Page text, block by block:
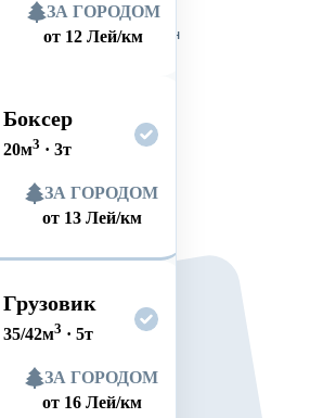
ЗА ГОРОДОМ
от 12 Лей/км
Боксер
20м3 · 3т
ЗА ГОРОДОМ
от 13 Лей/км
Грузовик
35/42м3 · 5т
ЗА ГОРОДОМ
от 16 Лей/км